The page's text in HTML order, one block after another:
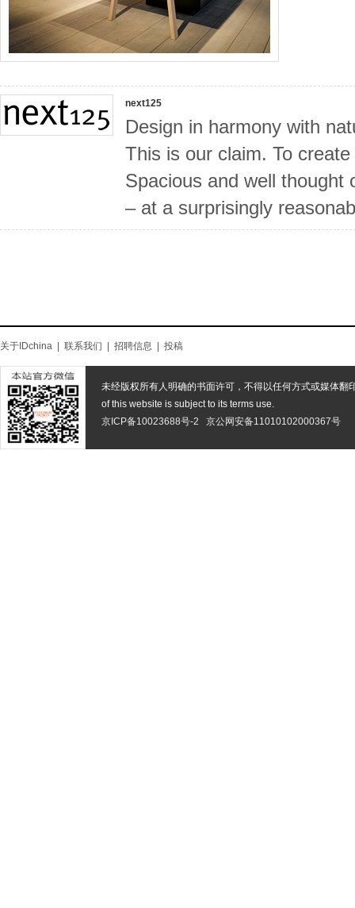
next125
Design in harmony with
This is our claim. To
Spacious and well thought
– at a surprisingly
关于IDchina 联系我们 招聘信息 投稿
未经版权所有人明确的书面许可，不得以任何方式或媒体翻
of this website is subject to its terms use.
京ICP备10023688号-2
京公网安备11010102000367号